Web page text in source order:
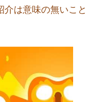
は意味の無いこと